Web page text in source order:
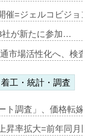
催=ジェルコビジ
社が新たに参加…
市場活性化へ、検
着工・統計・調査
ト調査」、価格転
昇率拡大=前年同